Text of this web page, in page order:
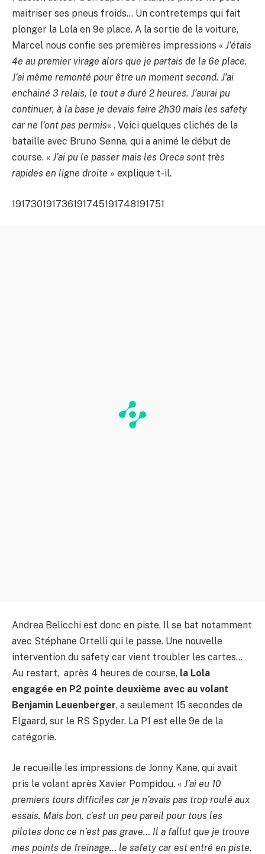
maitriser ses pneus froids… Un contretemps qui fait
plonger la Lola en 9e place. A la sortie de la voiture,
Marcel nous confie ses premières impressions « J’étais
4e au premier virage alors que je partais de la 6e place.
J’ai même remonté pour être un moment second. J’ai
enchainé 3 relais, le tout a duré 2 heures. J’aurai pu
continuer, à la base je devais faire 2h30 mais les safety
car ne l’ont pas permis« . Voici quelques clichés de la
bataille avec Bruno Senna, qui a animé le début de
course. « J’ai pu le passer mais les Oreca sont très
rapides en ligne droite » explique t-il.
191730191736191745191748191751
Andrea Belicchi est donc en piste. Il se bat notamment
avec Stéphane Ortelli qui le passe. Une nouvelle
intervention du safety car vient troubler les cartes…
Au restart, après 4 heures de course, la Lola
engagée en P2 pointe deuxième avec au volant
Benjamin Leuenberger, a seulement 15 secondes de
Elgaard, sur le RS Spyder. La P1 est elle 9e de la
catégorie.
Je recueille les impressions de Jonny Kane, qui avait
pris le volant après Xavier Pompidou. « J’ai eu 10
premiers tours difficiles car je n’avais pas trop roulé aux
essais. Mais bon, c’est un peu pareil pour tous les
pilotes donc ce n’est pas grave… Il a fallut que je trouve
mes points de freinage… le safety car est entré en piste.